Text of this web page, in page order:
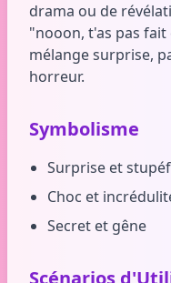
drama ou de
"nooon, t'as pas fait
mélange surprise,
horreur.
Symbolisme
Surprise et
Choc et
Secret et gêne
Scénarios